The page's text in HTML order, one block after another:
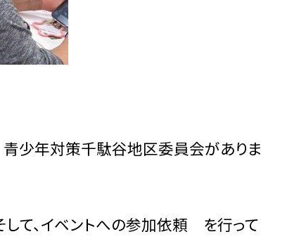
対策千駄谷地区委員会がありま
ベントへの参加依頼 を行って